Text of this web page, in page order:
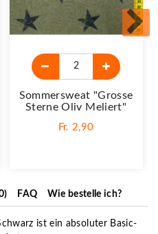
Sommersweat "Grosse
Sterne Oliv Meliert"
Fr. 2,90
FAQ Wie bestelle ich?
ist ein absoluter Basic-